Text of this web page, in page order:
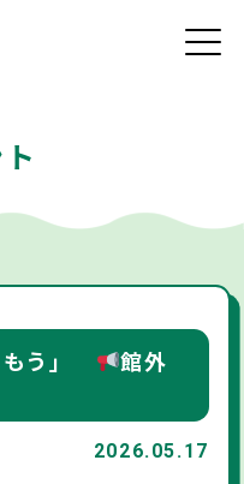
toggle
もう」
館外
2026.05.17